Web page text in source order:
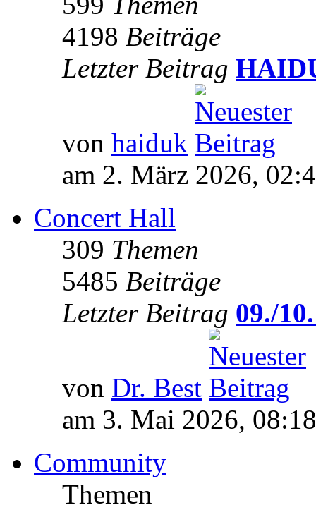
4198 Beiträge
Letzter Beitrag
von haiduk
am 2. März 2026,
Concert Hall
309 Themen
5485 Beiträge
Letzter Beitrag 09./
von Dr. Best
am 3. Mai 2026, 08:18
Community
Themen